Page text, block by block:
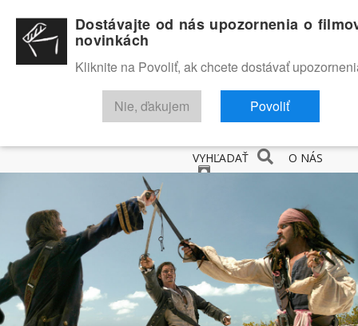
RECENZIE TRAILERY FILMOVÁ DATABÁZA
VYHĽADAŤ O NÁS
Dostávajte od nás upozornenia o
novinkách
Kliknite na Povoliť, ak chcete dostávať
Nie, ďakujem Povoliť